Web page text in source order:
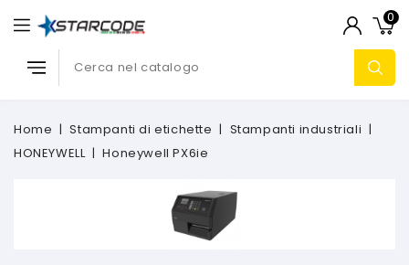
0
Home Stampanti di etichette
Stampanti industriali
HONEYWELL
Honeywell PX6ie